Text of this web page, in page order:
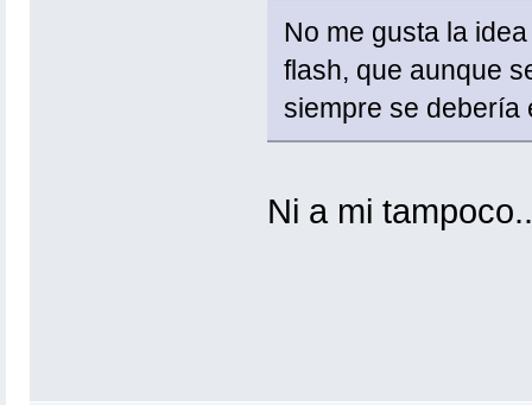
No me gusta la
flash, que aunque
siempre se debería
Ni a mi